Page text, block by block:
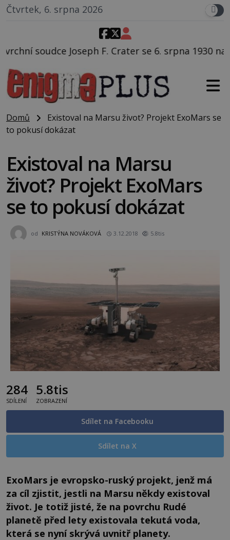
Čtvrtek, 6. srpna 2026
Crater se 6. srpna 1930 navečeří ve své
Domů
Existoval na Marsu život? Projekt ExoMars se
to pokusí dokázat
Existoval na Marsu
život? Projekt ExoMars
se to pokusí dokázat
od KRISTÝNA NOVÁKOVÁ 3.12.2018 5.8tis
284
SDÍLENÍ
5.8tis
ZOBRAZENÍ
Sdílet na Facebooku
Sdílet na X
ExoMars je evropsko-ruský projekt, jenž má
za cíl zjistit, jestli na Marsu někdy existoval
život. Je totiž jisté, že na povrchu Rudé
planetě před lety existovala tekutá voda,
která se nyní skrývá uvnitř planety.